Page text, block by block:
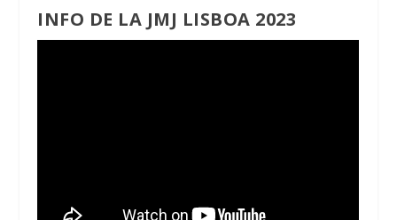
INFO DE LA JMJ LISBOA 2023